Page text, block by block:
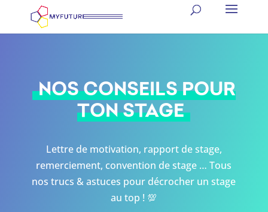
NOS CONSEILS POUR
TON STAGE
Lettre de motivation, rapport de stage,
remerciement, convention de stage … Tous
nos trucs & astuces pour décrocher un stage
au top ! 💯